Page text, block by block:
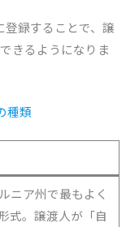
登録することで、譲
きるようになりま
種類
ニア州で最もよく
式。譲渡人が「自